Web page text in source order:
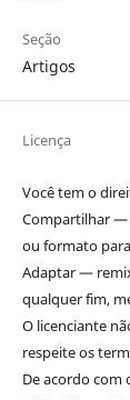
Seção
Artigos
Licença
Você tem o
Compartilhar —
ou formato
Adaptar —
qualquer fim,
O licenciante
respeite os
De acordo com